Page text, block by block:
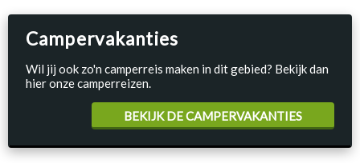
Campervakanties
Wil jij ook zo'n camperreis maken in dit gebied? Bekijk dan
hier onze camperreizen.
BEKIJK DE CAMPERVAKANTIES